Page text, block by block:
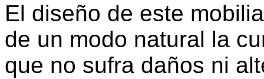
El diseño de este
de un modo natural la
que no sufra daños ni